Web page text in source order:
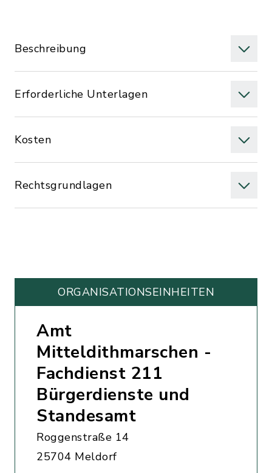
Beschreibung
Erforderliche Unterlagen
Kosten
Rechtsgrundlagen
ORGANISATIONS­EINHEITEN
Amt
Mitteldithmarschen -
Fachdienst 211
Bürgerdienste und
Standesamt
Roggenstraße 14
25704 Meldorf